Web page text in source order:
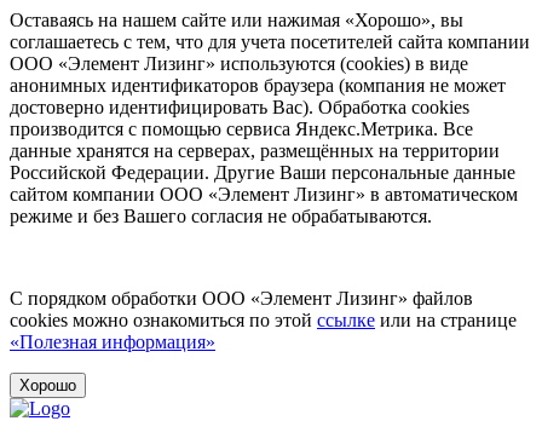
Оставаясь на нашем сайте или нажимая «Хорошо», вы
соглашаетесь с тем, что для учета посетителей сайта компании
ООО «Элемент Лизинг» используются (cookies) в виде
анонимных идентификаторов браузера (компания не может
достоверно идентифицировать Вас). Обработка cookies
производится с помощью сервиса Яндекс.Метрика. Все
данные хранятся на серверах, размещённых на территории
Российской Федерации. Другие Ваши персональные данные
сайтом компании ООО «Элемент Лизинг» в автоматическом
режиме и без Вашего согласия не обрабатываются.
С порядком обработки ООО «Элемент Лизинг» файлов
cookies можно ознакомиться по этой ссылке или на странице
«Полезная информация»
Хорошо